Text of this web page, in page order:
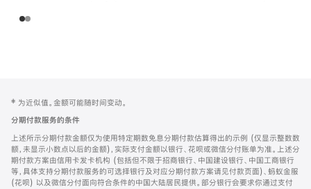
页
页
脚
注
‡ 为近似值。金额可能随时间变动。
分期付款服务的条件
上述所示分期付款金额仅为使用特定期数免息分期付款估算得出的示例 (仅显示整数数
额，未显示小数点以后的金额)，实际支付金额以银行、花呗或微信分付账单为准。上述分
期付款方案由信用卡发卡机构 (包括但不限于招商银行、中国建设银行、中国工商银行
等，具体支持分期付款服务的可选择银行及对应分期付款方案请见付款页面)、蚂蚁金服
(花呗) 以及微信分付面向符合条件的中国大陆居民提供。部分银行会要求你通过支付